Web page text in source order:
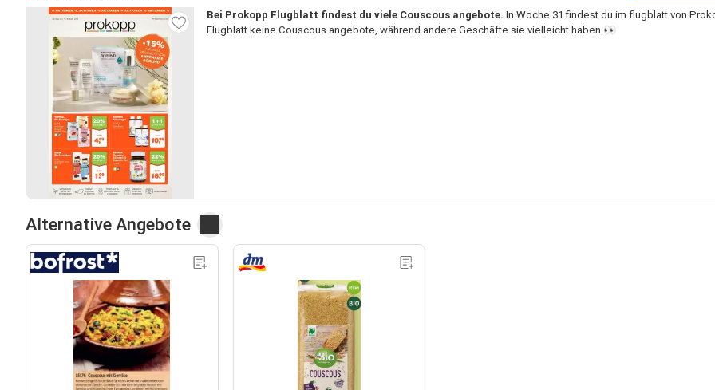
Bei Prokopp Flugblatt findest du viele Couscous angebote. In Woche 31 findest du im flugblatt von
Flugblatt keine Couscous angebote, während andere Geschäfte sie vielleicht haben.👀
Alternative Angebote